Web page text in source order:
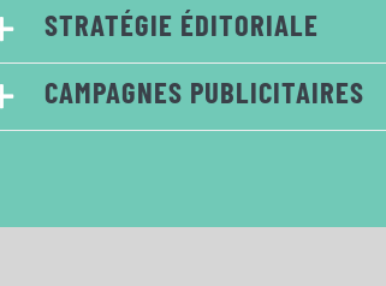
STRATÉGIE ÉDITORIALE
CAMPAGNES PUBLICITAIRES